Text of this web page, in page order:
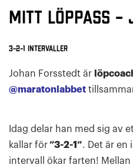
Mitt löppass –
3-2-1 intervaller
Johan Forsstedt är
@maratonlabbet
Idag delar han med sig av
kallar för”3-2-1”. Det är en
intervall ökar farten!